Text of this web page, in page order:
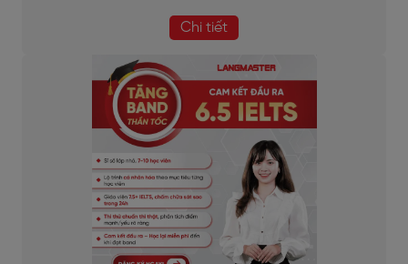
Chi tiết